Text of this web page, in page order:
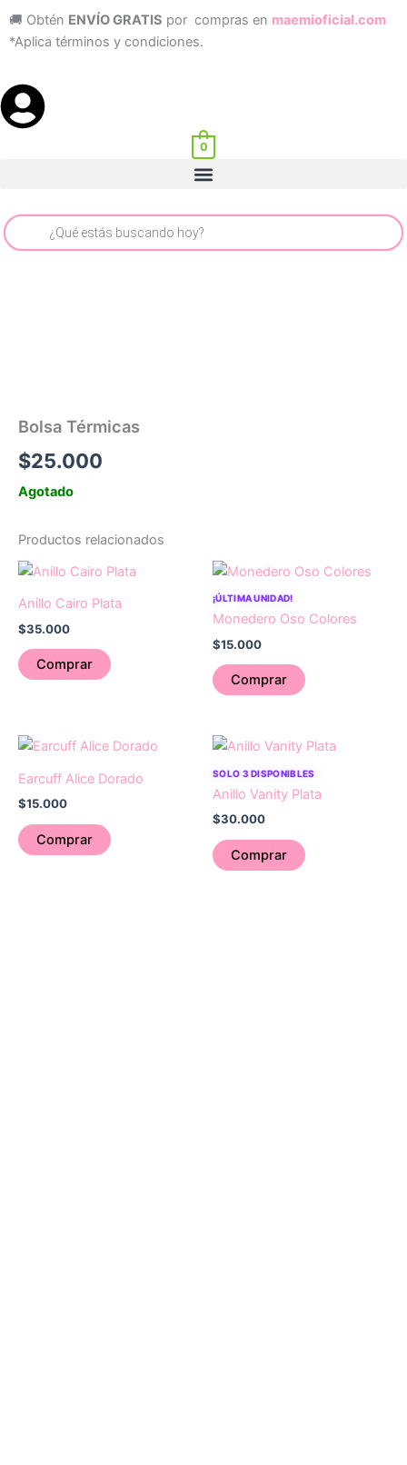
contenido
🚚 Obtén ENVÍO GRATIS por compras en maemioficial.com
*Aplica términos y condiciones.
0
Menu
Búsqueda
de
productos
Bolsa Térmicas
$25.000
Agotado
Productos relacionados
Anillo Cairo Plata
$35.000
Comprar
¡ÚLTIMA UNIDAD!
Monedero Oso Colores
$15.000
Comprar
Earcuff Alice Dorado
$15.000
Comprar
SOLO 3 DISPONIBLES
Anillo Vanity Plata
$30.000
Comprar